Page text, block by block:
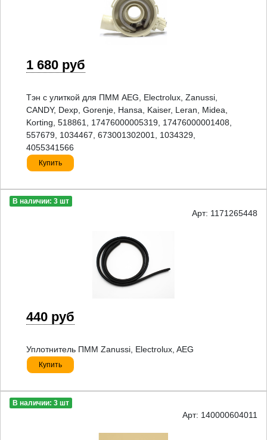
1 680 руб
Тэн с улиткой для ПММ AEG, Electrolux, Zanussi,
CANDY, Dexp, Gorenje, Hansa, Kaiser, Leran, Midea,
Korting, 518861, 17476000005319, 17476000001408,
557679, 1034467, 673001302001, 1034329,
4055341566
Купить
В наличии: 3 шт
Арт: 1171265448
440 руб
Уплотнитель ПММ Zanussi, Electrolux, AEG
Купить
В наличии: 3 шт
Арт: 140000604011